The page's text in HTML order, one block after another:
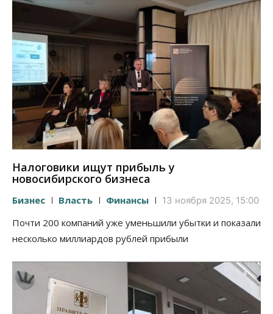
Налоговики ищут прибыль у
новосибирского бизнеса
Бизнес Власть Финансы 13 ноября 2025, 15:00
Почти 200 компаний уже уменьшили убытки и показали
несколько миллиардов рублей прибыли